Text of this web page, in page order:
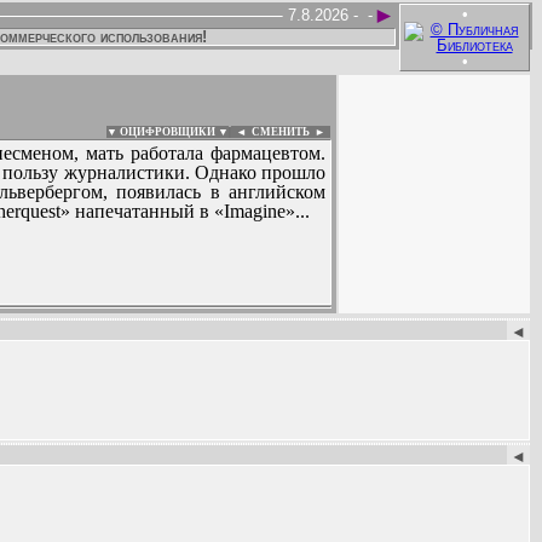
•
•
►
-
7.8.2026 -
использования!
▼ ОЦИФРОВЩИКИ ▼ ◄ СМЕНИТЬ ►
мать работала фармацевтом.
журналистики. Однако прошло
появилась в английском
напечатанный в «Imagine»...
:
◄
◄